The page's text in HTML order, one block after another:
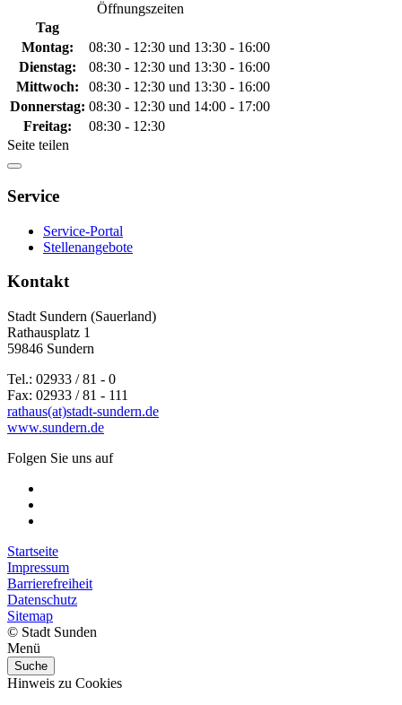
Öffnungszeiten
Tag
Montag:
08:30 - 12:30 und 13:30 - 16:00
Dienstag:
08:30 - 12:30 und 13:30 - 16:00
Mittwoch:
08:30 - 12:30 und 13:30 - 16:00
Donnerstag: 08:30 - 12:30 und 14:00 - 17:00
Freitag:
08:30 - 12:30
Seite teilen
Service
Service-Portal
Stellenangebote
Kontakt
Stadt Sundern (Sauerland)
Rathausplatz 1
59846 Sundern
Tel.: 02933 / 81 - 0
Fax: 02933 / 81 - 111
rathaus(at)stadt-sundern.de
www.sundern.de
Folgen Sie uns auf
Startseite
Impressum
Barrierefreiheit
Datenschutz
Sitemap
© Stadt Sunden
Menü
Suche
Hinweis zu Cookies